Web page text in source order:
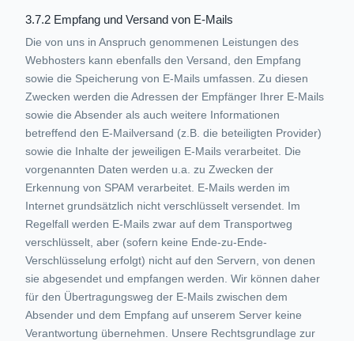
3.7.2 Empfang und Versand von E-Mails
Die von uns in Anspruch genommenen Leistungen des
Webhosters kann ebenfalls den Versand, den Empfang
sowie die Speicherung von E-Mails umfassen. Zu diesen
Zwecken werden die Adressen der Empfänger Ihrer E-Mails
sowie die Absender als auch weitere Informationen
betreffend den E-Mailversand (z.B. die beteiligten Provider)
sowie die Inhalte der jeweiligen E-Mails verarbeitet. Die
vorgenannten Daten werden u.a. zu Zwecken der
Erkennung von SPAM verarbeitet. E-Mails werden im
Internet grundsätzlich nicht verschlüsselt versendet. Im
Regelfall werden E-Mails zwar auf dem Transportweg
verschlüsselt, aber (sofern keine Ende-zu-Ende-
Verschlüsselung erfolgt) nicht auf den Servern, von denen
sie abgesendet und empfangen werden. Wir können daher
für den Übertragungsweg der E-Mails zwischen dem
Absender und dem Empfang auf unserem Server keine
Verantwortung übernehmen. Unsere Rechtsgrundlage zur